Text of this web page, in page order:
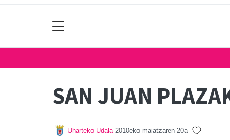
SAN JUAN
Uharteko Udala 2010eko maiatzaren 20a